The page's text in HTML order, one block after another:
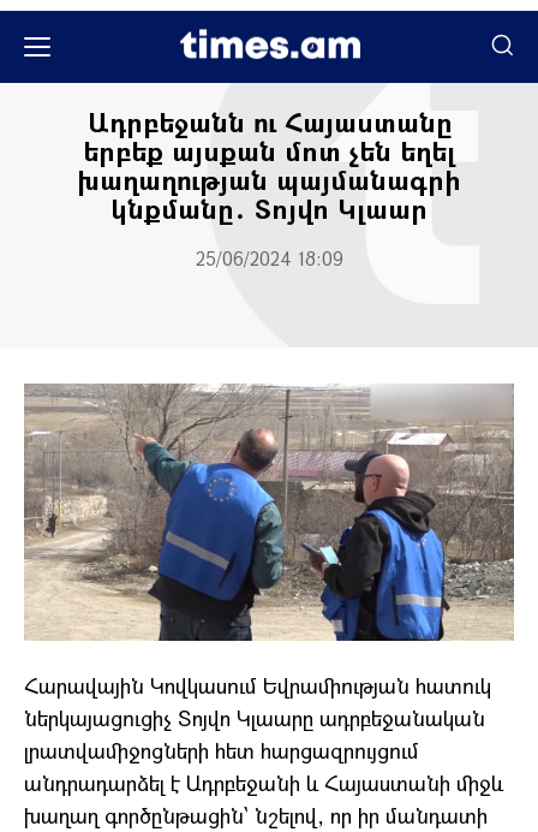
Ադրբեջանն ու Հայաստանը
երբեք այսքան մոտ չեն եղել
խաղաղության պայմանագրի
կնքմանը․ Տոյվո Կլաար
25/06/2024 18:09
Հարավային Կովկասում Եվրամիության հատուկ
ներկայացուցիչ Տոյվո Կլաարը ադրբեջանական
լրատվամիջոցների հետ հարցազրույցում
անդրադարձել է Ադրբեջանի և Հայաստանի միջև
խաղաղ գործընթացին` նշելով, որ իր մանդատի